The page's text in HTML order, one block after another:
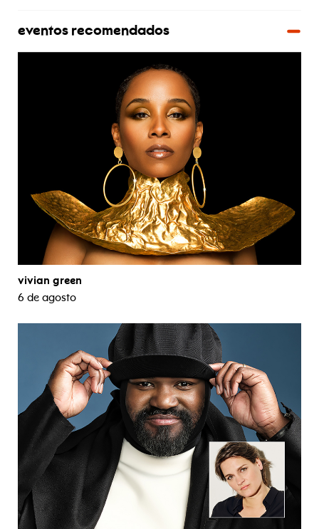
eventos recomendados
vivian green
6 de agosto